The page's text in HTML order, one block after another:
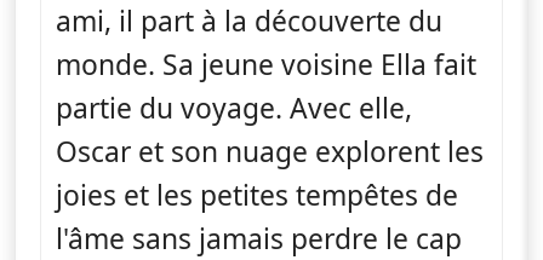
ami, il part à la découverte du
monde. Sa jeune voisine Ella fait
partie du voyage. Avec elle,
Oscar et son nuage explorent les
joies et les petites tempêtes de
l'âme sans jamais perdre le cap